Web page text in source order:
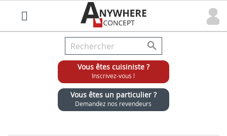

Vous êtes cuisiniste ?
Inscrivez-vous !
Vous êtes un particulier ?
Demandez nos revendeurs